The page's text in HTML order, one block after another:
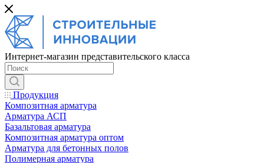
Интернет-магазин представительского класса
Продукция
Композитная арматура
Арматура АСП
Базальтовая арматура
Композитная арматура оптом
Арматура для бетонных полов
Полимерная арматура